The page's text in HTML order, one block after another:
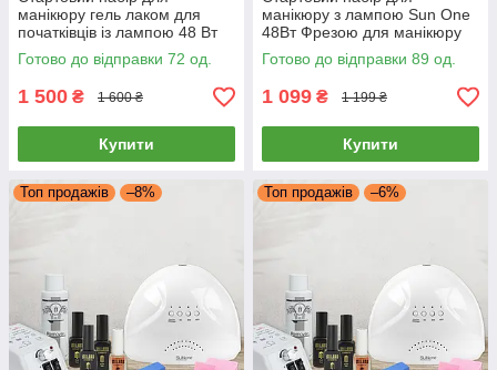
манікюру гель лаком для
початківців із лампою 48 Вт
(Sun One) фрезером lina
mercedes 20000об
Готово до відправки 72 од.
1 500 ₴ 1 600 ₴
Купити
манікюру з лампою Sun One
48Вт Фрезою для манікюру
lina mercedes 2000 база топ
и гель лак milano
Готово до відправки 89 од.
1 099 ₴ 1 199 ₴
Купити
Топ продажів –8% Топ продажів –6%